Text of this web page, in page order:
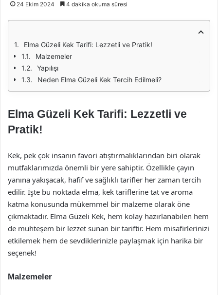
24 Ekim 2024 4 dakika okuma süresi
Elma Güzeli Kek Tarifi: Lezzetli ve Pratik!
Malzemeler
Yapılışı
Neden Elma Güzeli Kek Tercih Edilmeli?
Elma Güzeli Kek Tarifi: Lezzetli ve
Pratik!
Kek, pek çok insanın favori atıştırmalıklarından biri olarak
mutfaklarımızda önemli bir yere sahiptir. Özellikle çayın
yanına yakışacak, hafif ve sağlıklı tarifler her zaman tercih
edilir. İşte bu noktada elma, kek tariflerine tat ve aroma
katma konusunda mükemmel bir malzeme olarak öne
çıkmaktadır. Elma Güzeli Kek, hem kolay hazırlanabilen hem
de muhteşem bir lezzet sunan bir tariftir. Hem misafirlerinizi
etkilemek hem de sevdiklerinizle paylaşmak için harika bir
seçenek!
Malzemeler